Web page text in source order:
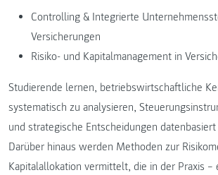
Controlling & Integrierte
Versicherungen
Risiko- und Kapitalmanagement in
Studierende lernen, betriebswirtschaftliche
systematisch zu analysieren,
und strategische Entscheidungen
Darüber hinaus werden Methoden zur
Kapitalallokation vermittelt, die in der Praxis –